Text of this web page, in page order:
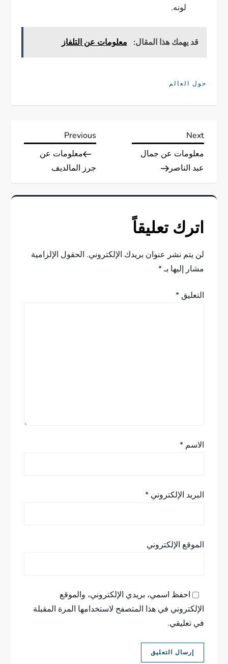
لونه.
قد يهمك هذا المقال: معلومات عن التلفاز
حول العالم
ت
ص
ا
ل
Previous
Post
Previous
معلومات عن
جرز المالديف
Next
Post
Next
معلومات عن جمال
عبد الناصر
اترك تعليقاً
لن يتم نشر عنوان بريدك الإلكتروني. الحقول الإلزامية
مشار إليها بـ*
التعليق*
الاسم*
البريد الإلكتروني*
الموقع الإلكتروني
احفظ اسمي، بريدي الإلكتروني، والموقع
الإلكتروني في هذا المتصفح لاستخدامها المرة المقبلة
في تعليقي.